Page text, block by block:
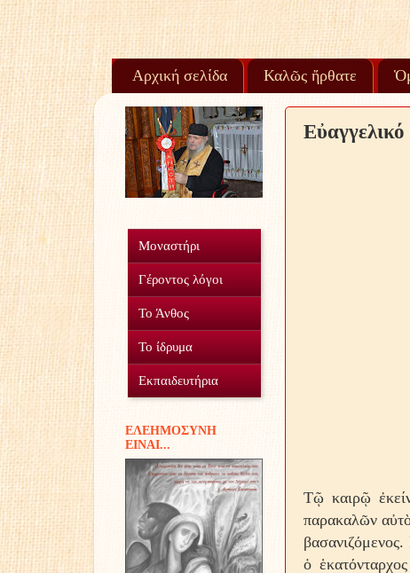
Αρχική σελίδα Καλῶς ἤρθατε
Τῷ καιρῷ
παρακαλῶν
ὁ
Μοναστήρι
Γέροντος λόγοι
Το Άνθος
Ο Σύλλογος
Εθελοντισμός
Το ίδρυμα
Οικοτροφείο
Διακονίες
Εκπαιδευτήρια
Δημοτικό Δουραχάνης
Παιδικές αναμνήσεις
EΛΕΗΜΟΣΥΝΗ
ΕIΝΑΙ...